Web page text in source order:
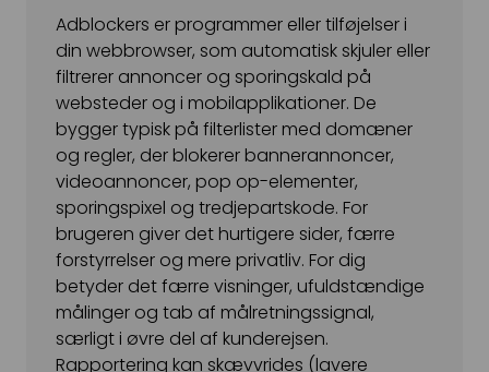
Programmatic SEO
FÅ KORTLAGT DIN AI SYNLIGHED
PAID SOCIAL
Meta annoncering
Snapchat annoncering
LinkedIn annoncering
Pinterest annoncering
TikTok annoncering
Whitepapers
Adblockers er programmer eller tilføjelser i
din webbrowser, som automatisk skjuler eller
filtrerer annoncer og sporingskald på
websteder og i mobilapplikationer. De
bygger typisk på filterlister med domæner
og regler, der blokerer bannerannoncer,
videoannoncer, pop op-elementer,
sporingspixel og tredjepartskode. For
brugeren giver det hurtigere sider, færre
forstyrrelser og mere privatliv. For dig
betyder det færre visninger, ufuldstændige
målinger og tab af målretningssignal,
særligt i øvre del af kunderejsen.
Rapportering kan skævvrides (lavere